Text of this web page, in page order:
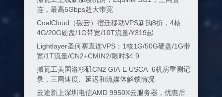
连，最高5Gbps超大带宽
CoalCloud（碳云）宿迁移动VPS新购8折，4核
4G/20G硬盘/1G带宽/10T流量/¥319起
Lightlayer圣何塞直连VPS：1核1G/50G硬盘/1G带
宽/1T流量/CN2+CMIN2/限时$4.9
搬瓦工美国洛杉矶CN2 GIA-E USCA_6机房重测记
录，三网速度、延迟和流媒体解锁情况
云途新上深圳电信AMD 9950X云服务器，优惠后